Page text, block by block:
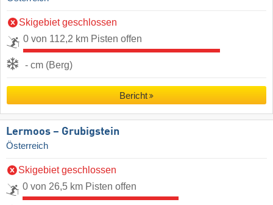
Skigebiet geschlossen
0 von 112,2 km Pisten offen
- cm (Berg)
Bericht
Lermoos – Grubigstein
Österreich
Skigebiet geschlossen
0 von 26,5 km Pisten offen